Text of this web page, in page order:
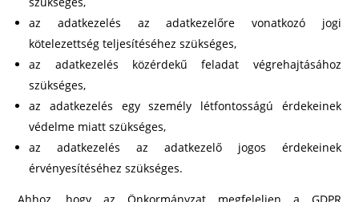
az adatkezelés az adatkezelőre vonatkozó jogi
kötelezettség teljesítéséhez szükséges,
az adatkezelés közérdekű feladat végrehajtásához
szükséges,
az adatkezelés egy személy létfontosságú érdekeinek
védelme miatt szükséges,
az adatkezelés az adatkezelő jogos érdekeinek
érvényesítéséhez szükséges.